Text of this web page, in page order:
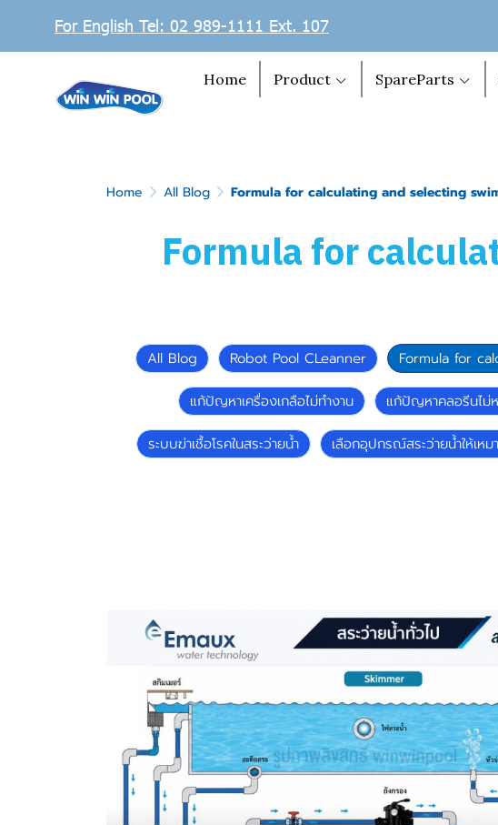
For English Tel: 02 989-1111 Ext. 107
Home Product SpareParts
Home All Blog Formula for calculating and selecting
Formula for
All Blog Robot Pool CLeanner Formula for
แก้ปัญหาเครื่องเกลือไม่ทำงาน แก้ปัญหาคลอรีนไม่ห
ระบบฆ่าเชื้อโรคในสระว่ายน้ำ เลือกอุปกรณ์สระว่ายน้ำให้เหม